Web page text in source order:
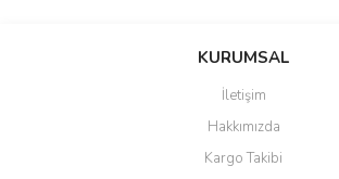
Bu ürüne ilk yorumu siz yapın!
Ürün resmi kalitesiz, bozuk veya
Ürün açıklamasında eksik bilgiler bulunuyor.
KURUMSAL
İletişim
Hakkımızda
Kargo Takibi